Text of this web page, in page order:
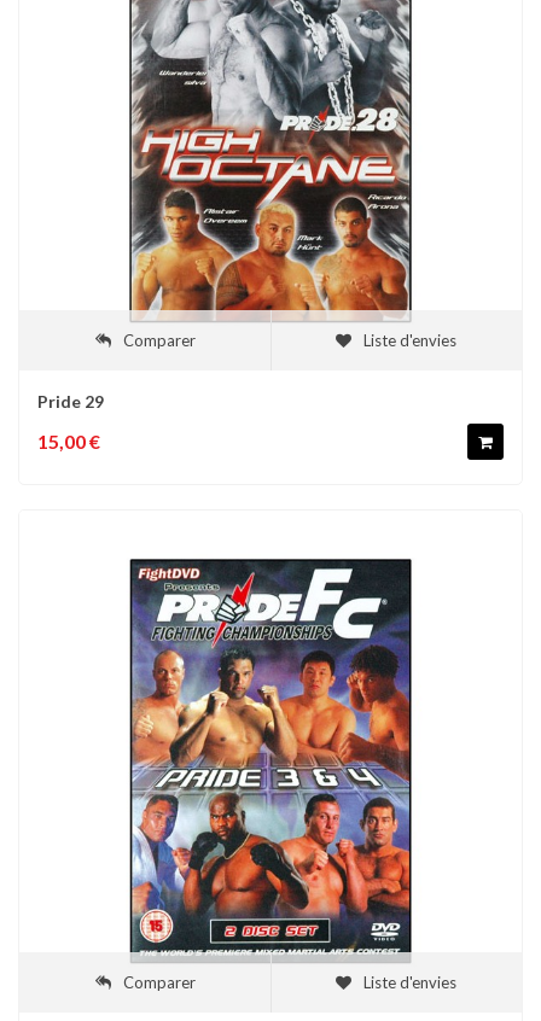
Comparer Liste d'envies
Pride 29
15,00 €
Comparer Liste d'envies